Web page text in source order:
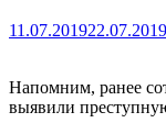
11.07.201922.07.2019
Напомним, ранее
выявили